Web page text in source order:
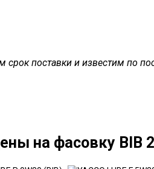
срок поставки и известим по
на фасовку BIB